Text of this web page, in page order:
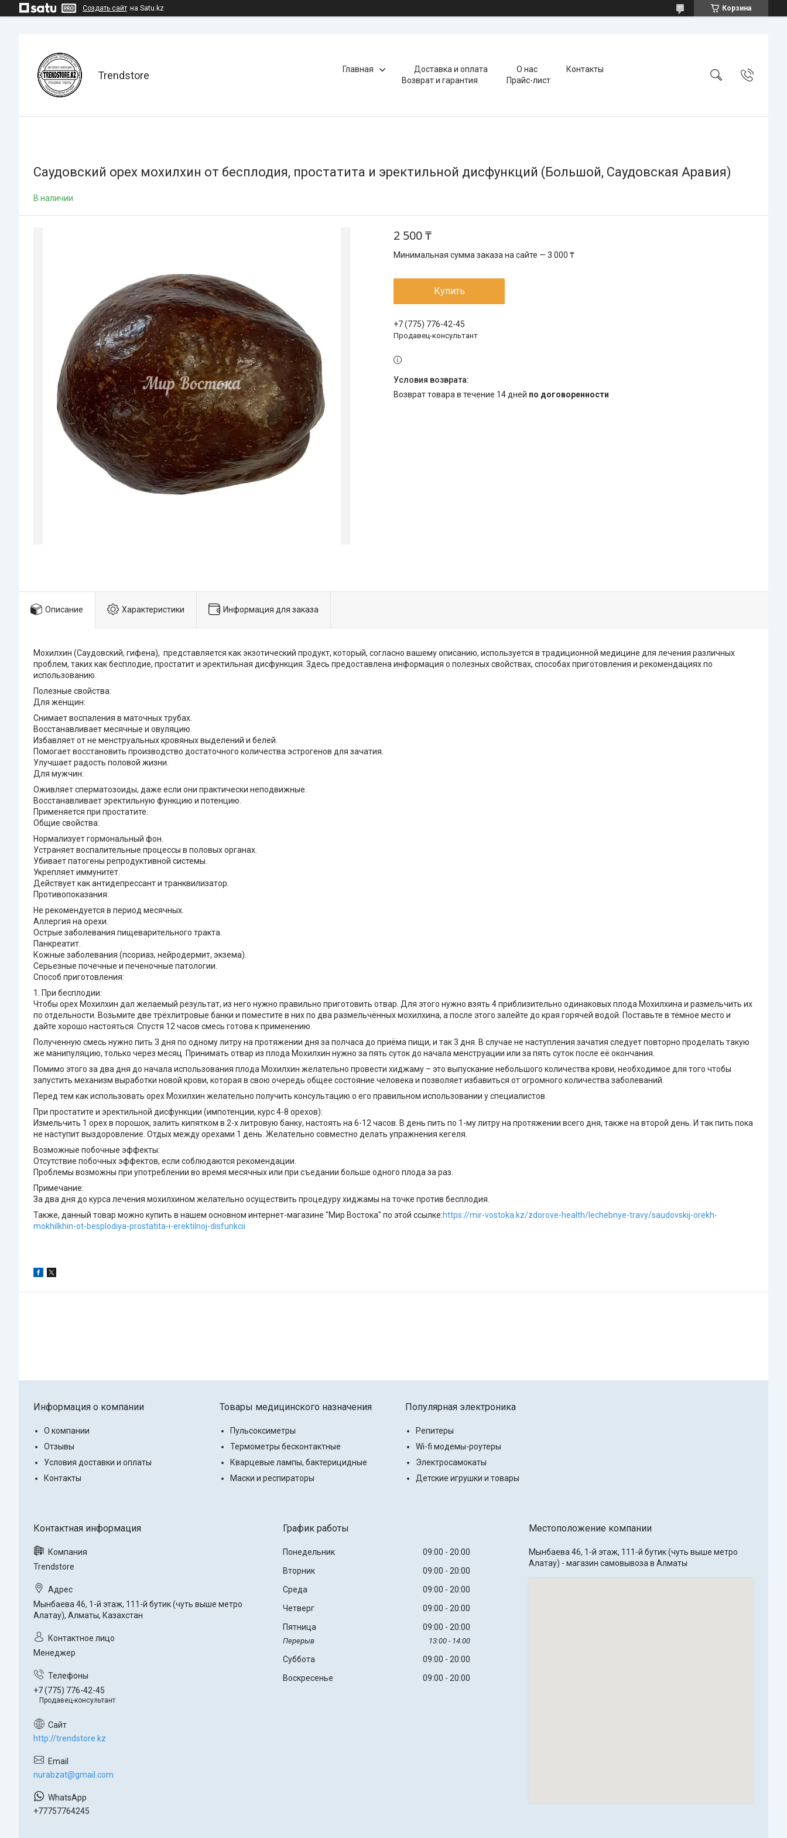
Создать сайт на Satu.kz Корзина
Trendstore Главная Доставка и оплата О нас
Контакты
Возврат и гарантия
Прайс-лист
Саудовский орех мохилхин от бесплодия, простатита и эректильной дисфункций (Большой, Саудовская Аравия)
В наличии
2 500 ₸
Минимальная сумма заказа на сайте — 3 000 ₸
Купить
+7 (775) 776-42-45
Продавец-консультант
возврат товара в течение 14 дней по договоренности
Описание Характеристики Информация для заказа
Мохилхин (Саудовский, гифена), представляется как экзотический продукт, который, согласно вашему описанию, используется в традиционной медицине для лечения различных
проблем, таких как бесплодие, простатит и эректильная дисфункция. Здесь предоставлена информация о полезных свойствах, способах приготовления и рекомендациях по
использованию.
Полезные свойства:
Для женщин:
Снимает воспаления в маточных трубах.
Восстанавливает месячные и овуляцию.
Избавляет от не менструальных кровяных выделений и белей.
Помогает восстановить производство достаточного количества эстрогенов для зачатия.
Улучшает радость половой жизни.
Для мужчин:
Оживляет сперматозоиды, даже если они практически неподвижные.
Восстанавливает эректильную функцию и потенцию.
Применяется при простатите.
Общие свойства:
Нормализует гормональный фон.
Устраняет воспалительные процессы в половых органах.
Убивает патогены репродуктивной системы.
Укрепляет иммунитет.
Действует как антидепрессант и транквилизатор.
Противопоказания:
Не рекомендуется в период месячных.
Аллергия на орехи.
Острые заболевания пищеварительного тракта.
Панкреатит.
Кожные заболевания (псориаз, нейродермит, экзема).
Серьезные почечные и печеночные патологии.
Способ приготовления:
1. При бесплодии:
Чтобы орех Мохилхин дал желаемый результат, из него нужно правильно приготовить отвар. Для этого нужно взять 4 приблизительно одинаковых плода Мохилхина и размельчить их
по отдельности. Возьмите две трёхлитровые банки и поместите в них по два размельчённых мохилхина, а после этого залейте до края горячей водой. Поставьте в тёмное место и
дайте хорошо настояться. Спустя 12 часов смесь готова к применению.
Полученную смесь нужно пить 3 дня по одному литру на протяжении дня за полчаса до приёма пищи, и так 3 дня. В случае не наступления зачатия следует повторно проделать такую
же манипуляцию, только через месяц. Принимать отвар из плода Мохилхин нужно за пять суток до начала менструации или за пять суток после её окончания.
Помимо этого за два дня до начала использования плода Мохилхин желательно провести хиджаму – это выпускание небольшого количества крови, необходимое для того чтобы
запустить механизм выработки новой крови, которая в свою очередь общее состояние человека и позволяет избавиться от огромного количества заболеваний.
Перед тем как использовать орех Мохилхин желательно получить консультацию о его правильном использовании у специалистов.
При простатите и эректильной дисфункции (импотенции, курс 4-8 орехов):
Измельчить 1 орех в порошок, залить кипятком в 2-х литровую банку, настоять на 6-12 часов. В день пить по 1-му литру на протяжении всего дня, также на второй день. И так пить пока
не наступит выздоровление. Отдых между орехами 1 день. Желательно совместно делать упражнения кегеля.
Возможные побочные эффекты:
Отсутствие побочных эффектов, если соблюдаются рекомендации.
Проблемы возможны при употреблении во время месячных или при съедании больше одного плода за раз.
Примечание:
За два дня до курса лечения мохилхином желательно осуществить процедуру хиджамы на точке против бесплодия.
Также, данный товар можно купить в нашем основном интернет-магазине "Мир Востока" по этой ссылке:https://mir-vostoka.kz/zdorove-health/lechebnye-travy/saudovskij-orekh-
mokhilkhin-ot-besplodiya-prostatita-i-erektilnoj-disfunkcii
Информация о компании
О компании
Отзывы
Условия доставки и оплаты
Контакты
Товары медицинского назначения
Пульсоксиметры
Термометры бесконтактные
Кварцевые лампы, бактерицидные
Маски и респираторы
Популярная электроника
Репитеры
Wi-fi модемы-роутеры
Электросамокаты
Детские игрушки и товары
Trendstore
Мынбаева 46, 1-й этаж, 111-й бутик (чуть выше метро
Алатау), Алматы, Казахстан
Менеджер
+7 (775) 776-42-45
Продавец-консультант
http://trendstore.kz
nurabzat@gmail.com
+77757764245
График работы
Понедельник 09:00
20:00
Вторник
09:00
20:00
Среда
09:00
20:00
Четверг
09:00
20:00
Пятница
09:00 20:00
13:00 14:00
Суббота 09:00
20:00
Воскресенье
09:00 20:00
Местоположение компании
Мынбаева 46, 1-й этаж, 111-й бутик (чуть выше метро
Алатау) - магазин самовывоза в Алматы